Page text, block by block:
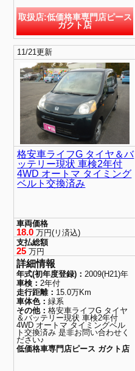
取扱店:低価格車専門店ピース
ガクト店
11/21更新
格安車ライフG タイヤ＆バ
ッテリー現状 車検2年付
4WD オートマ タイミング
ベルト交換済み
車両価格
18.0 万円(リ済込)
支払総額
25 万円
詳細情報
年式(初年度登録)：2009(H21)年
車検：2年付
走行距離： 15.0万Km
車体色：緑系
その他：格安車ライフG タイヤ
＆バッテリー現状 車検2年付
4WD オートマ タイミングベル
ト交換済み 是非お問い合わせく
ださい♪
低価格車専門店ピース ガクト店